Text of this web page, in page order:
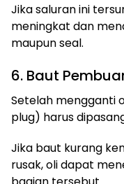
Jika saluran ini
meningkat dan
maupun seal.
6. Baut
Setelah mengganti
plug) harus
Jika baut kurang
rusak, oli dapat